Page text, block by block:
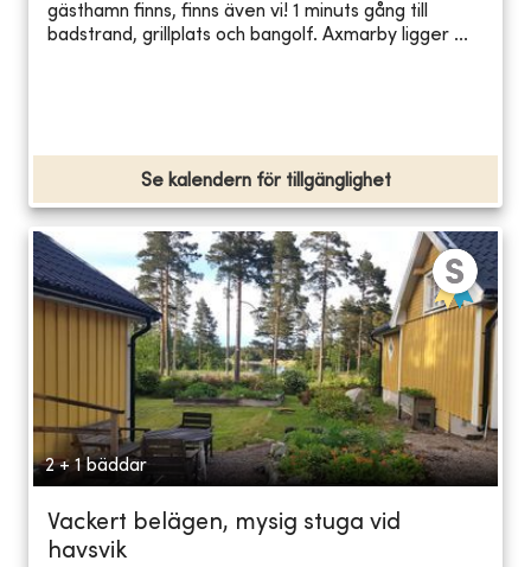
gästhamn finns, finns även vi! 1 minuts gång till
badstrand, grillplats och bangolf. Axmarby ligger ...
Se kalendern för tillgänglighet
2 + 1 bäddar
Vackert belägen, mysig stuga vid
havsvik